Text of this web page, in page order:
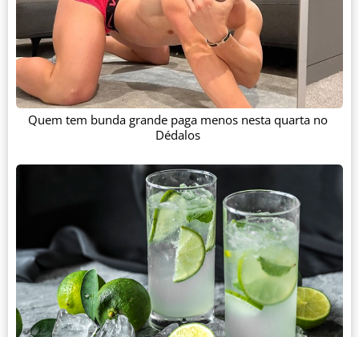
Quem tem bunda grande paga menos nesta quarta no
Dédalos